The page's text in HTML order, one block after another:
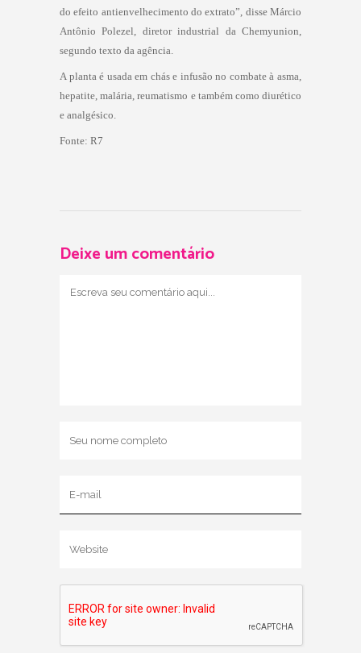
do efeito antienvelhecimento do extrato”, disse Márcio
Antônio Polezel, diretor industrial da Chemyunion,
segundo texto da agência.
A planta é usada em chás e infusão no combate à asma,
hepatite, malária, reumatismo e também como diurético
e analgésico.
Fonte: R7
Deixe um comentário